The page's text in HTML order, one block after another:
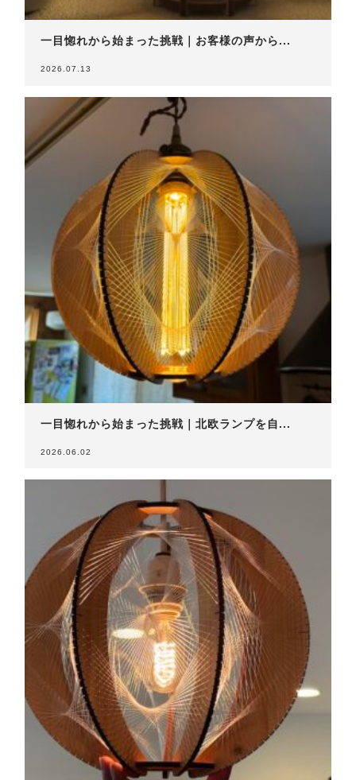
一目惚れから始まった挑戦｜お客様の声から...
2026.07.13
一目惚れから始まった挑戦｜北欧ランプを自...
2026.06.02